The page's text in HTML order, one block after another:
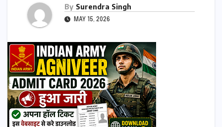
By Surendra Singh
MAY 15, 2026